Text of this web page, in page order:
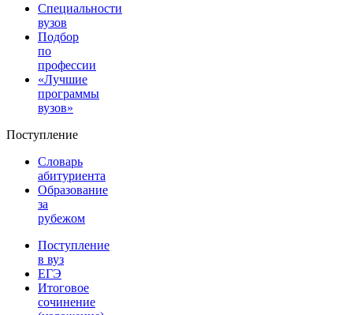
Специальности
вузов
Подбор
по
профессии
«Лучшие
программы
вузов»
Поступление
Словарь
абитуриента
Образование
за
рубежом
Поступление
в вуз
ЕГЭ
Итоговое
сочинение